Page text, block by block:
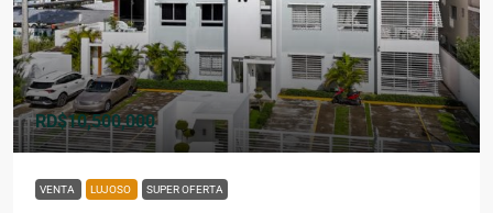
RD$10,500,000
VENTA LUJOSO SUPER OFERTA